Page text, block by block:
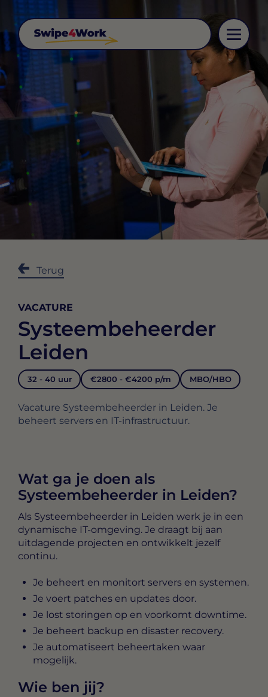
Terug
VACATURE
Systeembeheerder
Leiden
32 - 40 uur €2800 - €4200 p/m MBO/HBO
Vacature Systeembeheerder in Leiden. Je
beheert servers en IT-infrastructuur.
Wat ga je doen als
Systeembeheerder in Leiden?
Als Systeembeheerder in Leiden werk je in een
dynamische IT-omgeving. Je draagt bij aan
uitdagende projecten en ontwikkelt jezelf
continu.
Je beheert en monitort servers en systemen.
Je voert patches en updates door.
Je lost storingen op en voorkomt downtime.
Je beheert backup en disaster recovery.
Je automatiseert beheertaken waar
mogelijk.
Wie ben jij?